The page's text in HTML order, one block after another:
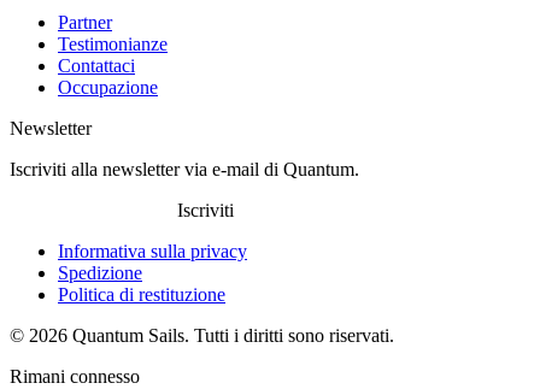
Partner
Testimonianze
Contattaci
Occupazione
Newsletter
Iscriviti alla newsletter via e-mail di Quantum.
Iscriviti
Informativa sulla privacy
Spedizione
Politica di restituzione
© 2026 Quantum Sails. Tutti i diritti sono riservati.
Rimani connesso